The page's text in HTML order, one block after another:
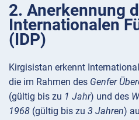
2. Anerkennung
Internationalen
(IDP)
Kirgisistan erkennt
die im Rahmen des Genfer
(gültig bis zu 1 Jahr) und des
1968 (gültig bis zu 3 Jahren)